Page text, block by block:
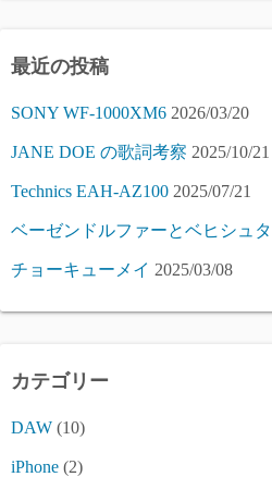
最近の投稿
SONY WF-1000XM6 2026/03/20
JANE DOE の歌詞考察 2025/10/21
Technics EAH-AZ100 2025/07/21
ベーゼンドルファーとベヒシュ
チョーキューメイ 2025/03/08
カテゴリー
DAW (10)
iPhone (2)